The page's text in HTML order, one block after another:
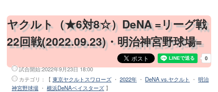
ヤクルト（★6対8☆）DeNA =リーグ戦
22回戦(2022.09.23)・明治神宮野球場=
試合開始:2022年9月23日 18:00
カテゴリ：【 東京ヤクルトスワローズ ・ 2022年 ・ DeNA vs.ヤクルト ・ 明治
神宮野球場 ・ 横浜DeNAベイスターズ 】